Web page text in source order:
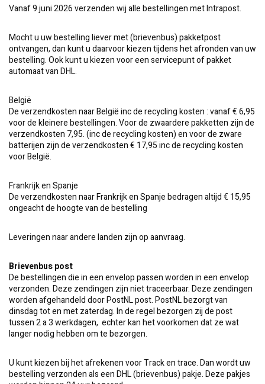
Vanaf 9 juni 2026 verzenden wij alle bestellingen met Intrapost.
Mocht u uw bestelling liever met (brievenbus) pakketpost
ontvangen, dan kunt u daarvoor kiezen tijdens het afronden van uw
bestelling. Ook kunt u kiezen voor een servicepunt of pakket
automaat van DHL.
België
De verzendkosten naar België inc de recycling kosten : vanaf € 6,95
voor de kleinere bestellingen. Voor de zwaardere pakketten zijn de
verzendkosten 7,95. (inc de recycling kosten) en voor de zware
batterijen zijn de verzendkosten € 17,95 inc de recycling kosten
voor België.
Frankrijk en Spanje
De verzendkosten naar Frankrijk en Spanje bedragen altijd € 15,95
ongeacht de hoogte van de bestelling
Leveringen naar andere landen zijn op aanvraag.
Brievenbus post
De bestellingen die in een envelop passen worden in een envelop
verzonden. Deze zendingen zijn niet traceerbaar. Deze zendingen
worden afgehandeld door PostNL post. PostNL bezorgt van
dinsdag tot en met zaterdag. In de regel bezorgen zij de post
tussen 2 a 3 werkdagen, echter kan het voorkomen dat ze wat
langer nodig hebben om te bezorgen.
U kunt kiezen bij het afrekenen voor Track en trace. Dan wordt uw
bestelling verzonden als een DHL (brievenbus) pakje. Deze pakjes